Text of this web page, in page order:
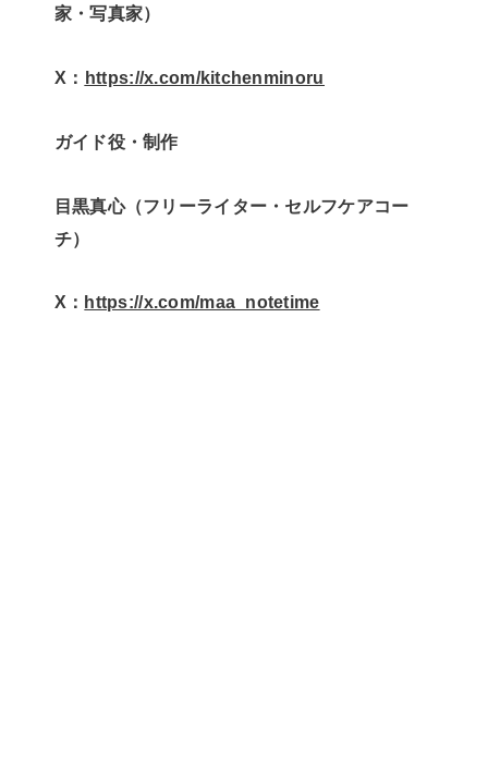
家・写真家）
X： ⁠⁠https://x.com/kitchenminoru⁠⁠
ガイド役・制作
目黒真心（フリーライター・セルフケアコー
チ）
X： https://x.com/maa_notetime